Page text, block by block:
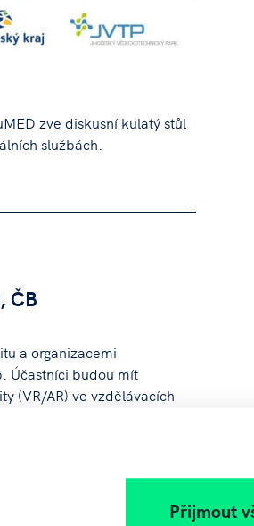
Přijmout
zve diskusní kulatý stůl
službách.
ČB
a organizacemi
Účastníci budou mít
(VR/AR) ve vzdělávacích
a znevýhodněné